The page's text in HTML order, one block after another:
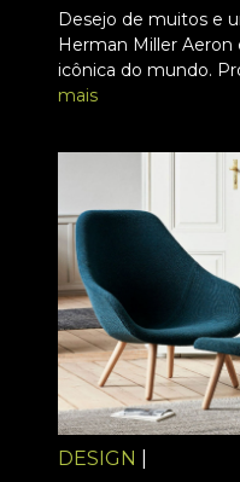
Desejo de muitos e
Herman Miller Aeron
icônica do mundo.
mais
DESIGN